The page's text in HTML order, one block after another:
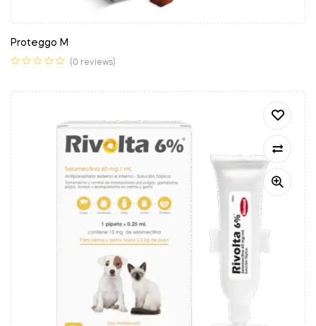
Proteggo M
(0 reviews)